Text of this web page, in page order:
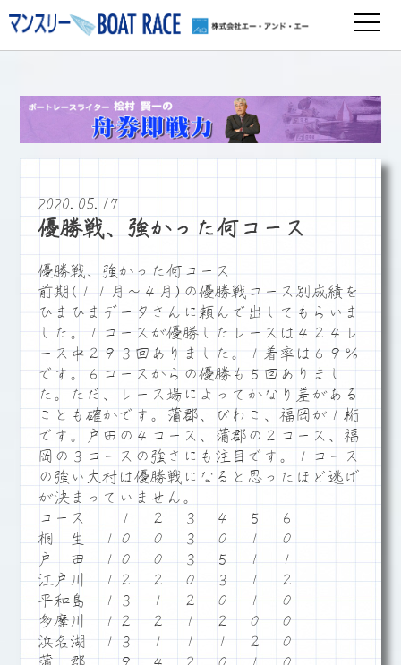
2020.05.17
優勝戦、強かった何コース
優勝戦、強かった何コース
前期(１１月～４月)の優勝戦コース別成績を
ひまひまデータさんに頼んで出してもらいま
した。１コースが優勝したレースは４２４レ
ース中２９３回ありました。１着率は６９％
です。６コースからの優勝も５回ありまし
た。ただ、レース場によってかなり差がある
ことも確かです。蒲郡、びわこ、福岡が１桁
です。戸田の４コース、蒲郡の２コース、福
岡の３コースの強さにも注目です。１コース
の強い大村は優勝戦になると思ったほど逃げ
が決まっていません。
コース １ ２ ３ ４ ５ ６
桐 生 １０ ０ ３ ０ １ ０
戸 田 １０ ０ ３ ５ １ １
江戸川 １２ ２ ０ ３ １ ２
平和島 １３ １ ２ ０ １ ０
多摩川 １２ ２ １ ２ ０ ０
浜名湖 １３ １ １ １ ２ ０